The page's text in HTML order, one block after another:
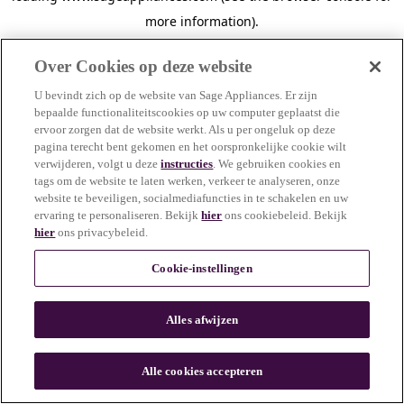
more information).
n
Over Cookies op deze website
U bevindt zich op de website van Sage Appliances. Er zijn
bepaalde functionaliteitscookies op uw computer geplaatst die
ervoor zorgen dat de website werkt. Als u per ongeluk op deze
pagina terecht bent gekomen en het oorspronkelijke cookie wilt
verwijderen, volgt u dezeinstructies. We gebruiken cookies en
tags om de website te laten werken, verkeer te analyseren, onze
website te beveiligen, socialmediafuncties in te schakelen en uw
ervaring te personaliseren. Bekijkhier ons cookiebeleid. Bekijk
hier ons privacybeleid.
Cookie-instellingen
Alles afwijzen
Alle cookies accepteren